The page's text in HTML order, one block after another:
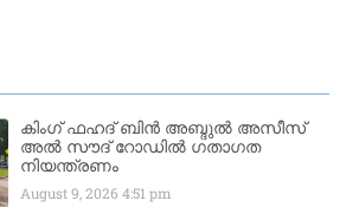
കിംഗ് ഫഹദ് ബിൻ അബ്ദുൽ അസീസ്
അൽ സൗദ് റോഡിൽ ഗതാഗത
നിയന്ത്രണം
August 9, 20264:51 pm